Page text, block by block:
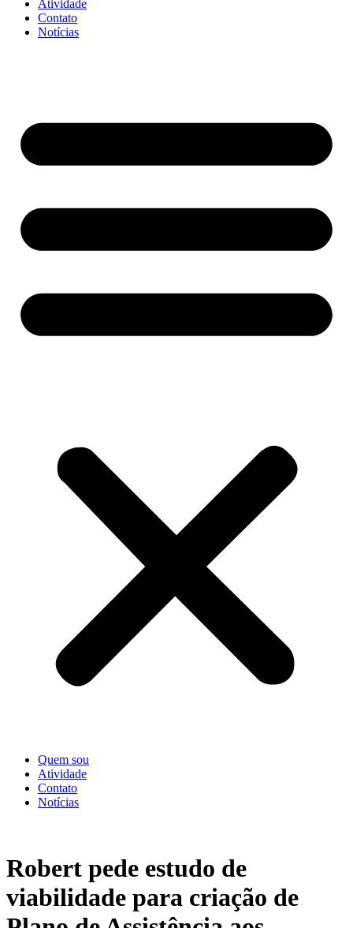
Atividade
Contato
Notícias
Quem sou
Atividade
Contato
Notícias
Robert pede estudo de
viabilidade para criação de